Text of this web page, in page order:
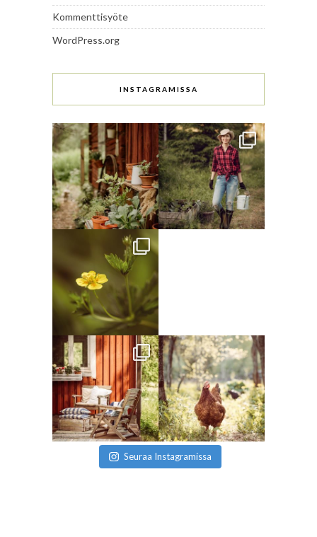
Kommenttisyöte
WordPress.org
INSTAGRAMISSA
Seuraa Instagramissa